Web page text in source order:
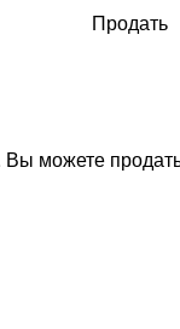
Продать
Вы можете